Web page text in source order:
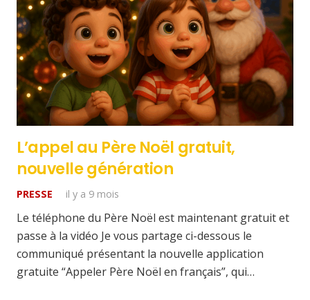
L’appel au Père Noël gratuit,
nouvelle génération
PRESSE il y a 9 mois
Le téléphone du Père Noël est maintenant gratuit et
passe à la vidéo Je vous partage ci-dessous le
communiqué présentant la nouvelle application
gratuite “Appeler Père Noël en français”, qui…